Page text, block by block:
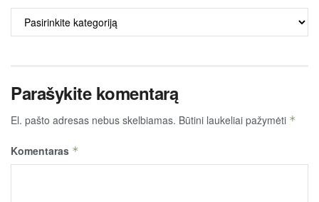
ALKO
TURINYS
Parašykite komentarą
El. pašto adresas nebus skelbiamas. Būtini laukeliai pažymėti *
Komentaras *